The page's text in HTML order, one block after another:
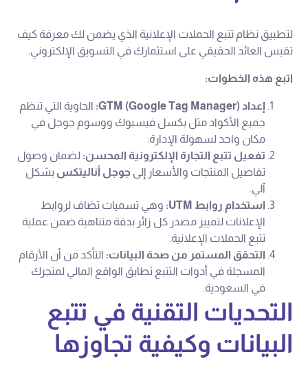
لتطبيق نظام تتبع الحملات الإعلانية الذي يضمن لك معرفة كيف
تقيس العائد الحقيقي على استثمارك في التسويق الإلكتروني.
اتبع هذه الخطوات:
إعداد GTM (Google Tag Manager):
الحاوية التي تنظم
جميع الأكواد مثل بكسل فيسبوك ووسوم جوجل في
مكان واحد لسهولة الإدارة.
تفعيل تتبع التجارة الإلكترونية المحسن: لضمان وصول
تفاصيل المنتجات والأسعار إلى جوجل أناليتكس بشكل
آلي.
استخدام روابط UTM:
وهي تسميات تضاف لروابط
الإعلانات لتمييز مصدر كل زائر بدقة متناهية ضمن عملية
تتبع الحملات الإعلانية.
التحقق المستمر من صحة البيانات: التأكد من أن الأرقام
المسجلة في أدوات التتبع تطابق الواقع المالي لمتجرك
في السعودية.
التحديات التقنية في تتبع
البيانات وكيفية تجاوزها